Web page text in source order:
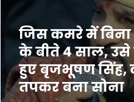
जिस कमरे में
के बीते 4 साल,
हुए बृजभूषण सिंह,
तपकर बना सोना